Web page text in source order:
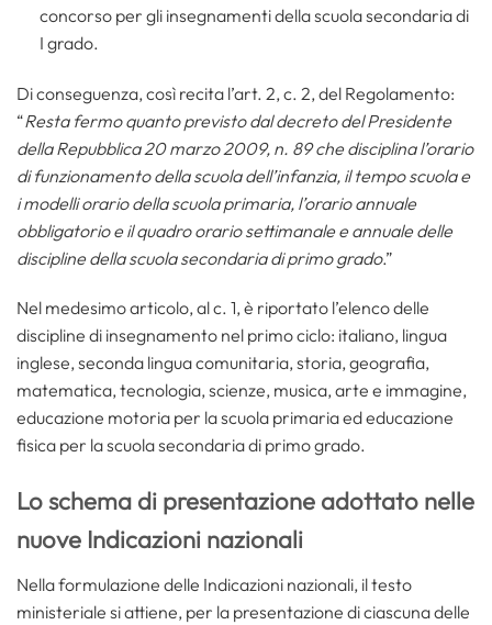
concorso per gli insegnamenti della scuola secondaria di
I grado.
Di conseguenza, così recita l’art. 2, c. 2, del Regolamento:
“Resta fermo quanto previsto dal decreto del Presidente
della Repubblica 20 marzo 2009, n. 89 che disciplina l’orario
di funzionamento della scuola dell’infanzia, il tempo scuola e
i modelli orario della scuola primaria, l’orario annuale
obbligatorio e il quadro orario settimanale e annuale delle
discipline della scuola secondaria di primo grado.”
Nel medesimo articolo, al c. 1, è riportato l’elenco delle
discipline di insegnamento nel primo ciclo: italiano, lingua
inglese, seconda lingua comunitaria, storia, geografia,
matematica, tecnologia, scienze, musica, arte e immagine,
educazione motoria per la scuola primaria ed educazione
fisica per la scuola secondaria di primo grado.
Lo schema di presentazione adottato nelle
nuove Indicazioni nazionali
Nella formulazione delle Indicazioni nazionali, il testo
ministeriale si attiene, per la presentazione di ciascuna delle